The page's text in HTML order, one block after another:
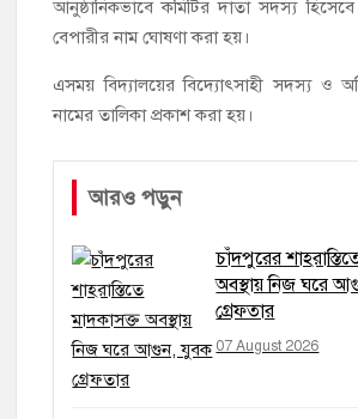
নৌ পুলিশ ফাঁড়ির নাকের ডগায় কারেন্ট জালের
আনুষ্ঠানিকভাবে কমিটির দাতা সদস্য
বেপারীর নাম ঘোষণা করা হয়।
এসময় বিদ্যালয়ের বিদ্যোৎসাহী সদস্য ও
নামের তালিকা প্রকাশ করা হয়।
আরও পড়ুন
চাঁদপুরের
অবস্থায় নিজ ঘরে
গ্রেফতার
07 August 2026